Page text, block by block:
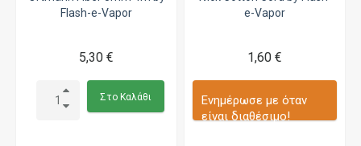
Flash-e-Vapor
5,30 €
Στο Καλάθι
e-Vapor
1,60 €
Ενημέρωσε με όταν
είναι διαθέσιμο!